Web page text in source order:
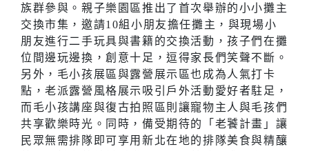
族群參與。親子樂園區推出了首次舉辦的小小攤主
交換市集，邀請10組小朋友擔任攤主，與現場小
朋友進行二手玩具與書籍的交換活動，孩子們在攤
位間邊玩邊換，創意十足，逗得家長們笑聲不斷。
另外，毛小孩展區與露營展示區也成為人氣打卡
點，老派露營風格展示吸引戶外活動愛好者駐足，
而毛小孩講座與復古拍照區則讓寵物主人與毛孩們
共享歡樂時光。同時，備受期待的「老饕計畫」讓
民眾無需排隊即可享用新北在地的排隊美食與精釀